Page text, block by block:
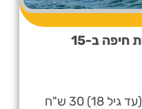
ב-15
השכרת סאפ/קייאק הורה וילד (עד גיל 18) 30 ש"ח